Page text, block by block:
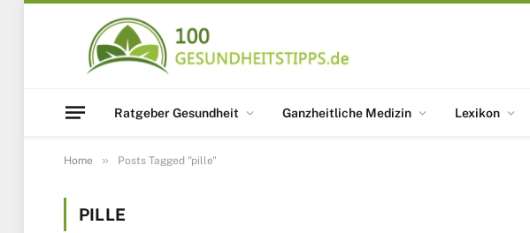
Ratgeber Gesundheit Ganzheitliche Medizin Lexikon
Home » Posts Tagged "pille"
PILLE